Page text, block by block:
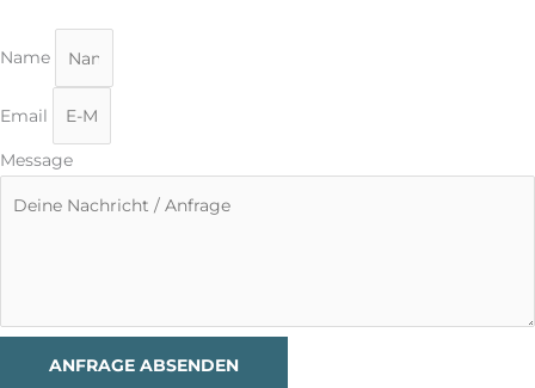
Name
Email
Message
ANFRAGE ABSENDEN